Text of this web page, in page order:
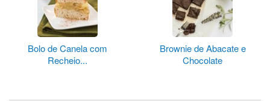
Bolo de Canela com
Recheio...
Brownie de Abacate e
Chocolate